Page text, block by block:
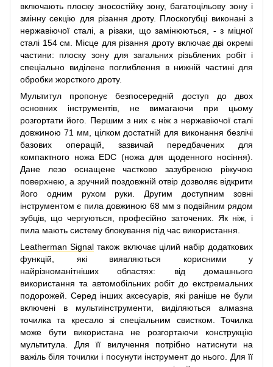
включають плоску зносостійку зону, багатоцільову зону і
змінну секцію для різання дроту. Плоскогубці виконані з
нержавіючої сталі, а різаки, що замінюються, - з міцної
сталі 154 см. Місце для різання дроту включає дві окремі
частини: плоску зону для загальних різьблених робіт і
спеціально виділене поглиблення в нижній частині для
обробки жорсткого дроту.
Мультитул пропонує безпосередній доступ до двох
основних інструментів, не вимагаючи при цьому
розгортати його. Першим з них є ніж з нержавіючої сталі
довжиною 71 мм, цілком достатній для виконання безлічі
базових операцій, зазвичай передбачених для
компактного ножа EDC (ножа для щоденного носіння).
Дане лезо оснащене частково зазубреною ріжучою
поверхнею, а зручний поздовжній отвір дозволяє відкрити
його одним рухом руки. Другим доступним зовні
інструментом є пила довжиною 68 мм з подвійним рядом
зубців, що чергуються, професійно заточених. Як ніж, і
пила мають систему блокування під час використання.
Leatherman Signal також включає цілий набір додаткових
функцій, які виявляються корисними у
найрізноманітніших областях: від домашнього
використання та автомобільних робіт до екстремальних
подорожей. Серед інших аксесуарів, які раніше не були
включені в мультиінструменти, виділяються алмазна
точилка та кресало зі спеціальним свистком. Точилка
може бути використана не розгортаючи конструкцію
мультитула. Для її вилучення потрібно натиснути на
важіль біля точилки і посунути інструмент до нього. Для її